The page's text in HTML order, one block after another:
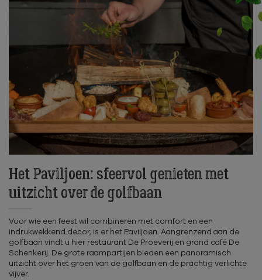
Het Paviljoen: sfeervol genieten met
uitzicht over de golfbaan
Voor wie een feest wil combineren met comfort en een
indrukwekkend decor, is er het Paviljoen. Aangrenzend aan de
golfbaan vindt u hier restaurant De Proeverij en grand café De
Schenkerij. De grote raampartijen bieden een panoramisch
uitzicht over het groen van de golfbaan en de prachtig verlichte
vijver.